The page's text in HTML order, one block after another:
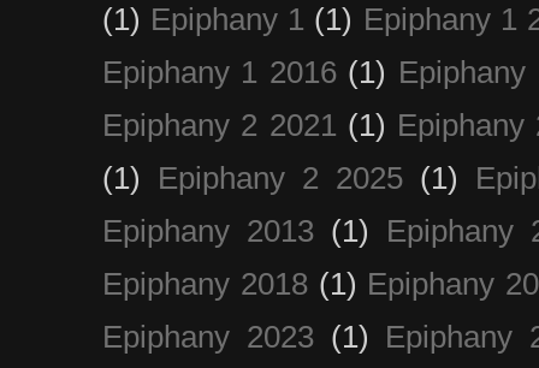
(1) Epiphany 1 (1) Epiphany 1
Epiphany 1 2016 (1) Epiphany
Epiphany 2 2021 (1) Epiphany
(1)
Epiphany 2 2025 (1)
Epiphany 2013 (1)
Epiphany
Epiphany 2018 (1) Epiphany
Epiphany 2023 (1)
Epiphany